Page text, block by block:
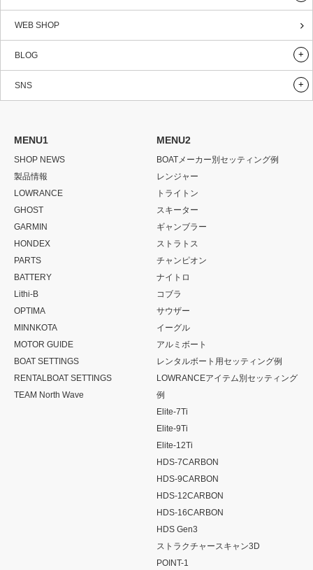
WEB SHOP
BLOG
SNS
MENU1
SHOP NEWS
製品情報
LOWRANCE
GHOST
GARMIN
HONDEX
PARTS
BATTERY
Lithi-B
OPTIMA
MINNKOTA
MOTOR GUIDE
BOAT SETTINGS
RENTALBOAT SETTINGS
TEAM North Wave
MENU2
BOATメーカー別セッティング例
レンジャー
トライトン
スキーター
ギャンブラー
ストラトス
チャンピオン
ナイトロ
コブラ
サウザー
イーグル
アルミボート
レンタルボート用セッティング例
LOWRANCEアイテム別セッティング
例
Elite-7Ti
Elite-9Ti
Elite-12Ti
HDS-7CARBON
HDS-9CARBON
HDS-12CARBON
HDS-16CARBON
HDS Gen3
ストラクチャースキャン3D
POINT-1